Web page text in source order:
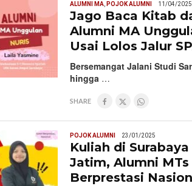
ALUMNI MA, POJOK ALUMNI 11/04/2025
Jago Baca Kitab
Alumni MA
Usai Lolos Jalur
Bersemangat Jalani Studi
hingga …
SHARE
POJOK ALUMNI 23/01/2025
Kuliah di
Jatim, Alumni
Berprestasi